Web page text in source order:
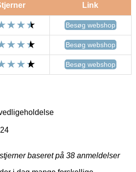
Link
Besøg webshop
Besøg webshop
Besøg webshop
baseret på 38 anmeldelser